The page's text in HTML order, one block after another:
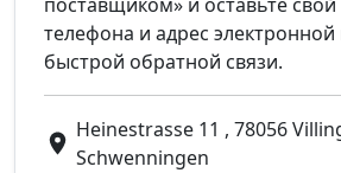
телефона и адрес
быстрой обратной связи.
Heinestrasse 11 , 78056
Schwenningen